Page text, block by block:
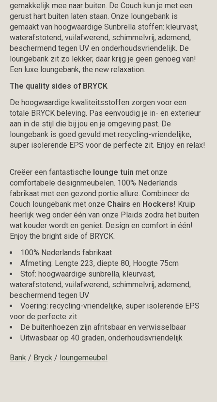
gemakkelijk mee naar buiten. De Couch kun je met een
gerust hart buiten laten staan. Onze loungebank is
gemaakt van hoogwaardige Sunbrella stoffen: kleurvast,
waterafstotend, vuilafwerend, schimmelvrij, ademend,
beschermend tegen UV en onderhoudsvriendelijk. De
loungebank zit zo lekker, daar krijg je geen genoeg van!
Een luxe loungebank, the new relaxation.
The quality sides of BRYCK
De hoogwaardige kwaliteitsstoffen zorgen voor een
totale BRYCK beleving. Pas eenvoudig je in- en exterieur
aan in de stijl die bij jou en je omgeving past. De
loungebank is goed gevuld met recycling-vriendelijke,
super isolerende EPS voor de perfecte zit. Enjoy en relax!
Creëer een fantastische lounge tuin met onze
comfortabele designmeubelen. 100% Nederlands
fabrikaat met een gezond portie allure. Combineer de
Couch loungebank met onze Chairs en Hockers! Kruip
heerlijk weg onder één van onze Plaids zodra het buiten
wat kouder wordt en geniet. Design en comfort in één!
Enjoy the bright side of BRYCK.
100% Nederlands fabrikaat
Afmeting: Lengte 223, diepte 80, Hoogte 75cm
Stof: hoogwaardige sunbrella, kleurvast,
waterafstotend, vuilafwerend, schimmelvrij, ademend,
beschermend tegen UV
Voering: recycling-vriendelijke, super isolerende EPS
voor de perfecte zit
De buitenhoezen zijn afritsbaar en verwisselbaar
Uitwasbaar op 40 graden, onderhoudsvriendelijk
Bank / Bryck / loungemeubel